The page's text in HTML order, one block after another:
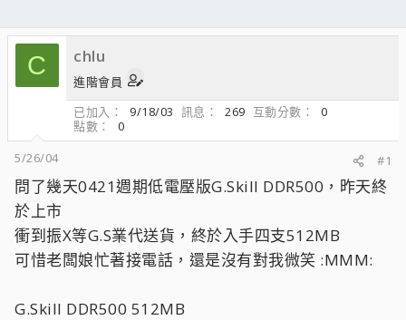
C chlu
進階會員
已加入
9/18/03 訊息 269 互動分數
0
點數
0
5/26/04
#1
問了幾天0421週期低電壓版G.Skill DDR500，昨天終
於上市
衝到振X等G.S業代送貨，終於入手四支512MB
可惜老闆娘忙著接電話，還是沒有對我微笑 :MMM:
G.Skill DDR500 512MB